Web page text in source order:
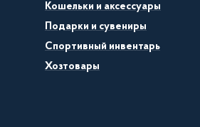
Кошельки и аксессуары
Подарки и сувениры
Спортивный инвентарь
Хозтовары